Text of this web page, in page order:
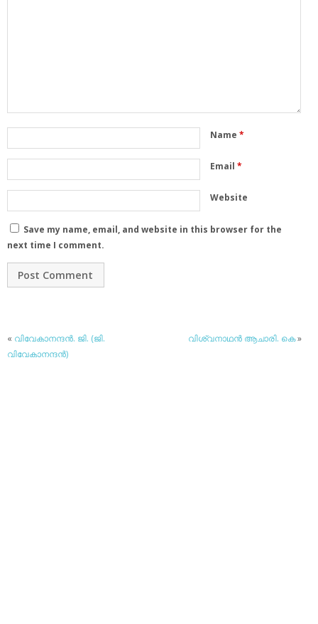
Name *
Email *
Website
Save my name, email, and website in this browser for the
next time I comment.
« വിവേകാനന്ദന്‍. ജി. (ജി.
വിവേകാനന്ദന്‍)
വിശ്വനാഥന്‍ ആചാരി. കെ»